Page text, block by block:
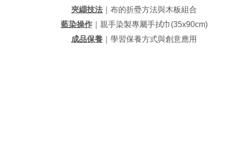
夾纈技法 ｜布的折疉方法與木板組合
藍染操作｜親手染製專屬手拭巾(35x90cm)
成品保養 ｜學習保養方式與創意應用